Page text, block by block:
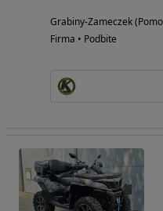
Grabiny-Zameczek
Firma • Podbite